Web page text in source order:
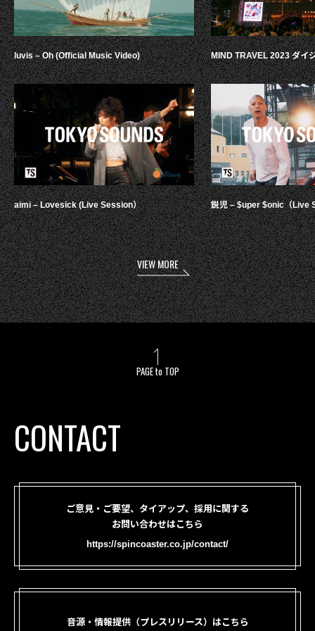
luvis – Oh (Official Music Video)
aimi – Lovesick (Live Session）
MIND TRAVEL 2023 ダイ
鋭児 – $uper $onic（Live
VIEW MORE
PAGE to TOP
CONTACT
ご意見・ご要望、タイアップ、採用に関する
お問い合わせはこちら
https://spincoaster.co.jp/contact/
音源・情報提供（プレスリリース）はこちら